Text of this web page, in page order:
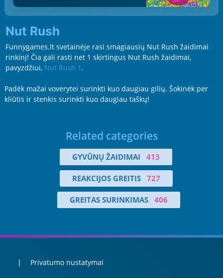
Nut Rush
Funnygames.lt svetainėje rasi smagiausių Nut Rush žaidimai
rinkinį! Čia gali rasti net 1 skirtingus Nut Rush žaidimai,
pavyzdžiui, Nut Rush 1 .
Padėk mažai voverytei surinkti kuo daugiau gilių. Šokinėk per
kliūtis ir stenkis surinkti kuo daugiau taškų!
Related categories
GYVŪNŲ ŽAIDIMAI 413
REAKCIJOS GREITIS 727
GREITAS SURINKIMAS 406
Privatumo nustatymai